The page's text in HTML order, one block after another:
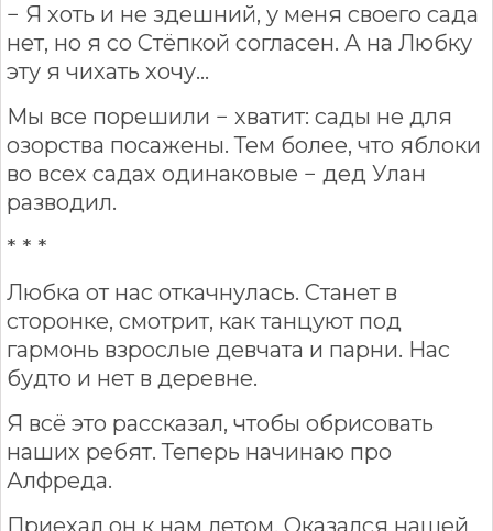
− Я хоть и не здешний, у меня своего сада
нет, но я со Стёпкой согласен. А на Любку
эту я чихать хочу...
Мы все порешили − хватит: сады не для
озорства посажены. Тем более, что яблоки
во всех садах одинаковые − дед Улан
разводил.
* * *
Любка от нас откачнулась. Станет в
сторонке, смотрит, как танцуют под
гармонь взрослые девчата и парни. Нас
будто и нет в деревне.
Я всё это рассказал, чтобы обрисовать
наших ребят. Теперь начинаю про
Алфреда.
Приехал он к нам летом. Оказался нашей